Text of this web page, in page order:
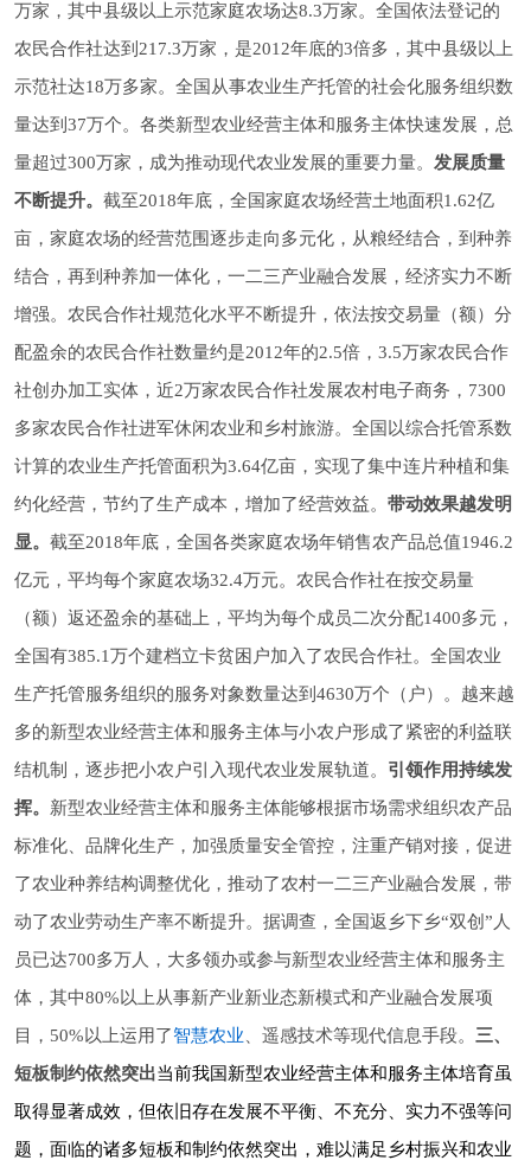
万家，其中县级以上示范家庭农场达8.3万家。全国依法登记的
农民合作社达到217.3万家，是2012年底的3倍多，其中县级以上
示范社达18万多家。全国从事农业生产托管的社会化服务组织数
量达到37万个。各类新型农业经营主体和服务主体快速发展，总
量超过300万家，成为推动现代农业发展的重要力量。 发展质量
不断提升。 截至2018年底，全国家庭农场经营土地面积1.62亿
亩，家庭农场的经营范围逐步走向多元化，从粮经结合，到种养
结合，再到种养加一体化，一二三产业融合发展，经济实力不断
增强。农民合作社规范化水平不断提升，依法按交易量（额）分
配盈余的农民合作社数量约是2012年的2.5倍，3.5万家农民合作
社创办加工实体，近2万家农民合作社发展农村电子商务，7300
多家农民合作社进军休闲农业和乡村旅游。全国以综合托管系数
计算的农业生产托管面积为3.64亿亩，实现了集中连片种植和集
约化经营，节约了生产成本，增加了经营效益。 带动效果越发明
显。 截至2018年底，全国各类家庭农场年销售农产品总值1946.2
亿元，平均每个家庭农场32.4万元。农民合作社在按交易量
（额）返还盈余的基础上，平均为每个成员二次分配1400多元，
全国有385.1万个建档立卡贫困户加入了农民合作社。全国农业
生产托管服务组织的服务对象数量达到4630万个（户）。越来越
多的新型农业经营主体和服务主体与小农户形成了紧密的利益联
结机制，逐步把小农户引入现代农业发展轨道。 引领作用持续发
挥。 新型农业经营主体和服务主体能够根据市场需求组织农产品
标准化、品牌化生产，加强质量安全管控，注重产销对接，促进
了农业种养结构调整优化，推动了农村一二三产业融合发展，带
动了农业劳动生产率不断提升。据调查，全国返乡下乡“双创”人
员已达700多万人，大多领办或参与新型农业经营主体和服务主
体，其中80%以上从事新产业新业态新模式和产业融合发展项
目，50%以上运用了智慧农业、遥感技术等现代信息手段。 三、
短板制约依然突出当前我国新型农业经营主体和服务主体培育虽
取得显著成效，但依旧存在发展不平衡、不充分、实力不强等问
题，面临的诸多短板和制约依然突出，难以满足乡村振兴和农业